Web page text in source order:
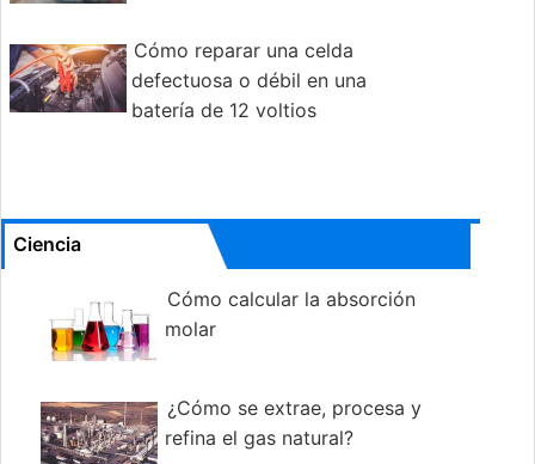
Cómo reparar una celda
defectuosa o débil en una
batería de 12 voltios
Ciencia
Cómo calcular la absorción
molar
¿Cómo se extrae, procesa y
refina el gas natural?